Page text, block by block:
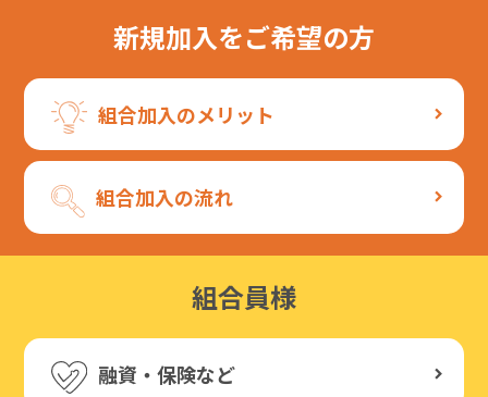
新規加入をご希望の方
組合加入のメリット
組合加入の流れ
組合員様
融資・保険など